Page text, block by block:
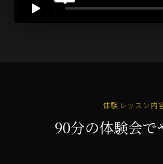
体験レッスン内
90分の体験会で